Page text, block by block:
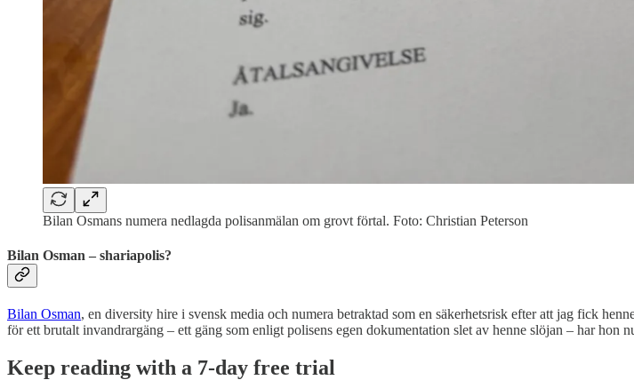
Bilan Osmans numera nedlagda polisanmälan om grovt förtal. Foto: Christian Peterson
Bilan Osman – shariapolis?
Bilan Osman, en diversity hire i svensk media och numera betraktad som en säkerhetsrisk efter att jag fick
för ett brutalt invandrargäng – ett gäng som enligt polisens egen dokumentation slet av henne slöjan – har hon
Keep reading with a 7-day free trial